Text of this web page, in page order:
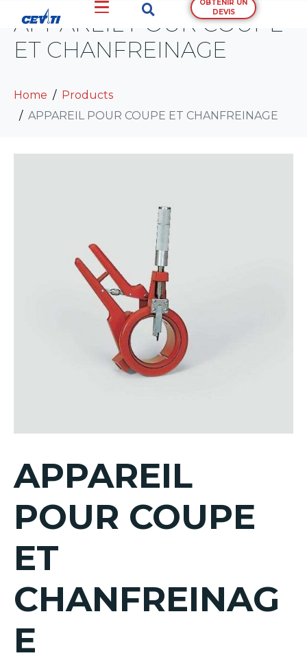
OBTENIR UN
DEVIS
APPAREIL POUR COUPE
ET CHANFREINAGE
Home
Products
APPAREIL POUR COUPE ET CHANFREINAGE
APPAREIL
POUR COUPE
ET
CHANFREINAG
E